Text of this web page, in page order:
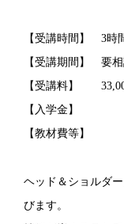
【受講時間】 3時
【受講期間】 要
【受講料】
【入学金】 0
【教材費等】 0
ヘッド＆ショルダ
びます。